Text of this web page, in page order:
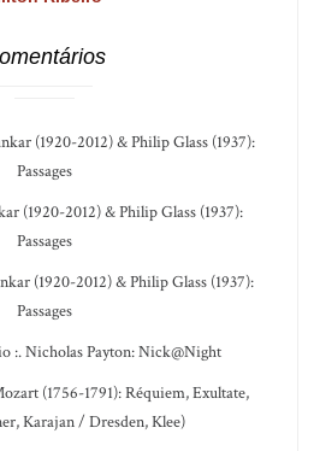
(1920-2012) & Philip Glass (1937):
Passages
(1920-2012) & Philip Glass (1937):
Passages
(1920-2012) & Philip Glass (1937):
Passages
:. Nicholas Payton: Nick@Night
(1756-1791): Réquiem, Exultate,
Karajan / Dresden, Klee)